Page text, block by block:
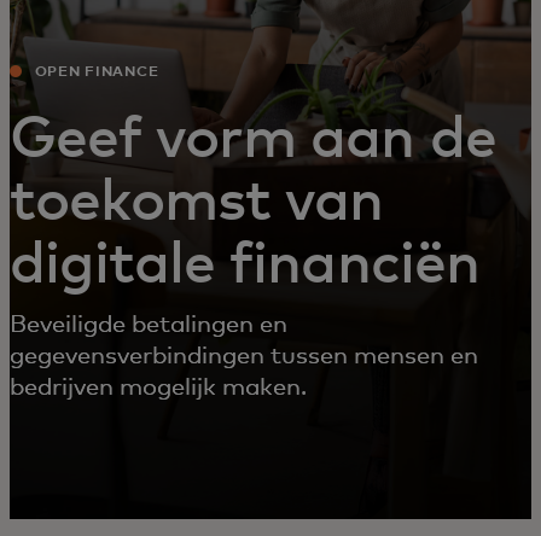
OPEN FINANCE
Geef vorm aan de
toekomst van
digitale financiën
Beveiligde betalingen en
gegevensverbindingen tussen mensen en
bedrijven mogelijk maken.